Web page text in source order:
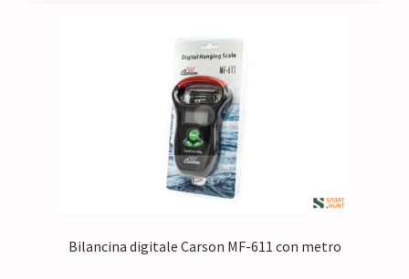
Bilancina digitale Carson MF-611 con metro